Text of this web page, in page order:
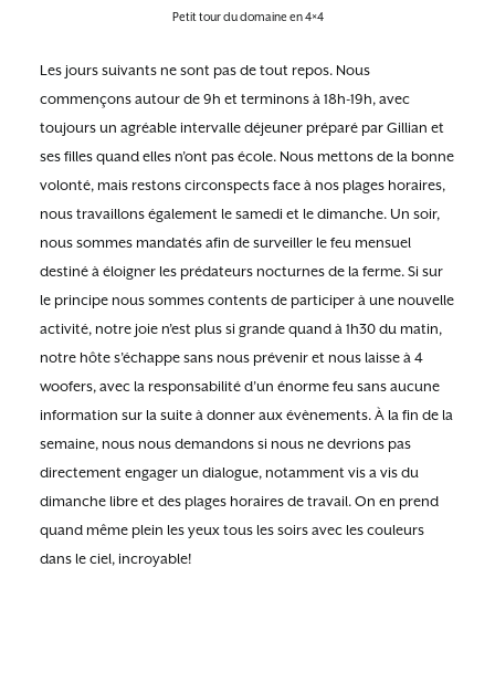
Petit tour du domaine en 4×4
Les jours suivants ne sont pas de tout repos. Nous
commençons autour de 9h et terminons à 18h-19h, avec
toujours un agréable intervalle déjeuner préparé par Gillian et
ses filles quand elles n’ont pas école. Nous mettons de la bonne
volonté, mais restons circonspects face à nos plages horaires,
nous travaillons également le samedi et le dimanche. Un soir,
nous sommes mandatés afin de surveiller le feu mensuel
destiné à éloigner les prédateurs nocturnes de la ferme. Si sur
le principe nous sommes contents de participer à une nouvelle
activité, notre joie n’est plus si grande quand à 1h30 du matin,
notre hôte s’échappe sans nous prévenir et nous laisse à 4
woofers, avec la responsabilité d’un énorme feu sans aucune
information sur la suite à donner aux évènements. À la fin de la
semaine, nous nous demandons si nous ne devrions pas
directement engager un dialogue, notamment vis a vis du
dimanche libre et des plages horaires de travail. On en prend
quand même plein les yeux tous les soirs avec les couleurs
dans le ciel, incroyable!